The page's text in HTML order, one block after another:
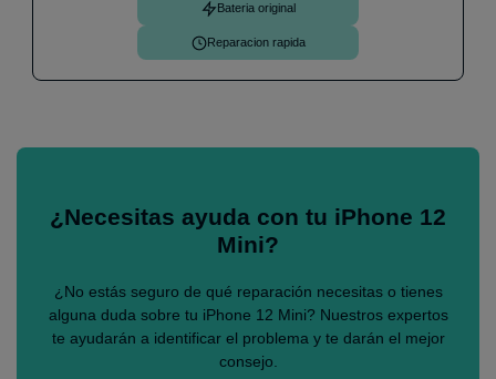
Bateria original
Reparacion rapida
¿Necesitas ayuda con tu iPhone 12
Mini?
¿No estás seguro de qué reparación necesitas o tienes
alguna duda sobre tu iPhone 12 Mini? Nuestros expertos
te ayudarán a identificar el problema y te darán el mejor
consejo.